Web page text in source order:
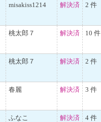
misakiss1214 解決済 2 件
桃太郎７ 解決済 10 件
桃太郎７ 解決済 2 件
春麗 解決済 3 件
ふなこ 解決済 4 件